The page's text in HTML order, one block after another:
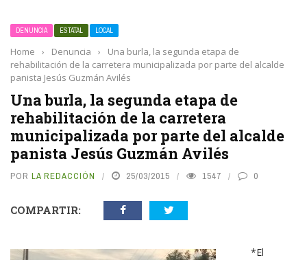
DENUNCIA ESTATAL LOCAL
Home › Denuncia ›
Una burla, la segunda etapa de
rehabilitación de la carretera municipalizada por parte del alcalde
panista Jesús Guzmán Avilés
Una burla, la segunda etapa de
rehabilitación de la carretera
municipalizada por parte del alcalde
panista Jesús Guzmán Avilés
POR LA REDACCIÓN 25/03/2015 1547 0
COMPARTIR:
*El